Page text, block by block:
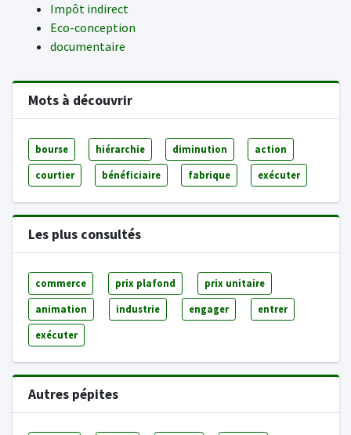
Impôt indirect
Eco-conception
documentaire
Mots à découvrir
bourse hiérarchie diminution action
courtier bénéficiaire fabrique exécuter
Les plus consultés
commerce prix plafond prix unitaire
animation industrie engager entrer
exécuter
Autres pépites